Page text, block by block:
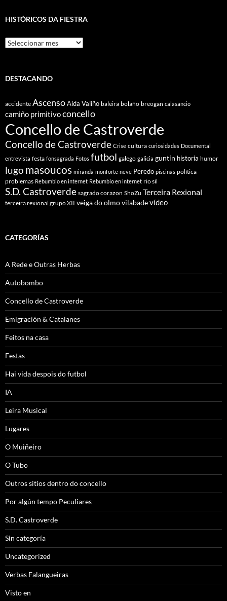
HISTÓRICOS DA FIESTRA
Históricos
Da
DESTACANDO
accidente AscensoAída Valiño baleira bolaño breogan calasancio
camiño primitivoconcello
Concello de Castroverde
Concello de Castroverde Crise cultura curiosidades Documental
entrevista festa fonsagrada Fotos futbol galego galicia guntín historia humor
lugo masoucos miranda monforte neve Peredo piscinas política
problemas Rebumbio en internet Rebumbio en internet rio sil
S.D. Castroverde sagrado corazon ShoZu Terceira Rexional
terceira rexional grupo XII veiga do olmovilabadevídeo
CATEGORÍAS
A Rede e Outras Herbas
Autobombo
Concello de Castroverde
Emigración & Catalanes
Feitos na casa
Festas
Hai vida despois do futbol
IA
Leira Musical
Lugares
O Muiñeiro
O Tubo
Outros sitios dentro do concello
Por algún tempo Peculiares
S.D. Castroverde
Sin categoría
Uncategorized
Verbas Falangueiras
Visto en